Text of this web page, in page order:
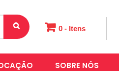
0 - Itens
SOBRE NÓS